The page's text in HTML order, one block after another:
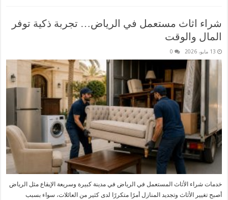
شراء اثاث مستعمل في الرياض… تجربة ذكية توفر
المال والوقت
13 مايو، 2026 0
خدمات شراء الأثاث المستعمل في الرياض في مدينة كبيرة وسريعة الإيقاع مثل الرياض
أصبح تغيير الأثاث وتجديد المنازل أمرًا متكررًا لدى كثير من العائلات، سواء بسبب